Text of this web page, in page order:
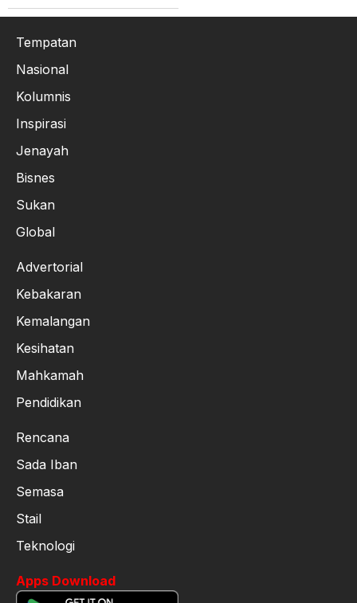
Tempatan
Nasional
Kolumnis
Inspirasi
Jenayah
Bisnes
Sukan
Global
Advertorial
Kebakaran
Kemalangan
Kesihatan
Mahkamah
Pendidikan
Rencana
Sada Iban
Semasa
Stail
Teknologi
Apps Download